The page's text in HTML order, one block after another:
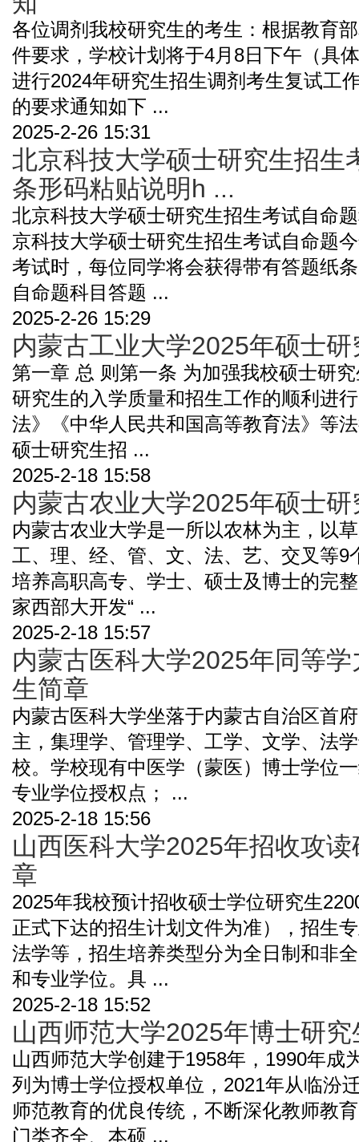
各位调剂我校研究生的考生：根据教育
件要求，学校计划将于4月8日下午（具
进行2024年研究生招生调剂考生复试工
的要求通知如下 ...
2025-2-26 15:31
北京科技大学硕士研究生招生
条形码粘贴说明h ...
北京科技大学硕士研究生招生考试自命
京科技大学硕士研究生招生考试自命题
考试时，每位同学将会获得带有答题纸
自命题科目答题 ...
2025-2-26 15:29
内蒙古工业大学2025年硕士
第一章 总 则第一条 为加强我校硕士研
研究生的入学质量和招生工作的顺利进
法》《中华人民共和国高等教育法》等
硕士研究生招 ...
2025-2-18 15:58
内蒙古农业大学2025年硕士
内蒙古农业大学是一所以农林为主，以
工、理、经、管、文、法、艺、交叉等
培养高职高专、学士、硕士及博士的完
家西部大开发“ ...
2025-2-18 15:57
内蒙古医科大学2025年同等
生简章
内蒙古医科大学坐落于内蒙古自治区首
主，集理学、管理学、工学、文学、法
校。学校现有中医学（蒙医）博士学位
专业学位授权点； ...
2025-2-18 15:56
山西医科大学2025年招收攻
章
2025年我校预计招收硕士学位研究生
正式下达的招生计划文件为准），招生
法学等，招生培养类型分为全日制和非
和专业学位。具 ...
2025-2-18 15:52
山西师范大学2025年博士研
山西师范大学创建于1958年，1990年成
列为博士学位授权单位，2021年从临汾
师范教育的优良传统，不断深化教师教
门类齐全、本硕 ...